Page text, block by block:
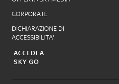
CORPORATE
DICHIARAZIONE DI
ACCESSIBILITA'
ACCEDI A
SKY GO